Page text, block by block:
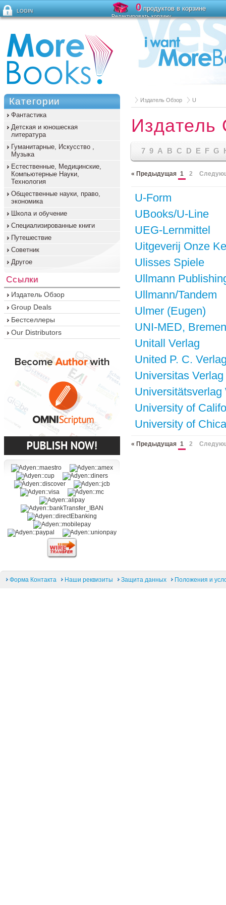
Издатель Обзор U
Издатель
7 9 A B C D E F G
« Предыдущая 1 2
U-Form
UBooks/U-Line
UEG-Lernmittel
Uitgeverij Onze
Ulisses Spiele
Ullmann
Ullmann/Tandem
Ulmer (Eugen)
UNI-MED, Bremen
Unitall Verlag
United P. C.
Universitas Verlag
Universitätsverlag
University of
University of
« Предыдущая 1 2
Категории
Фантастика
Детская и юношеская
литература
Гуманитарные, Искусство ,
Музыка
Естественные, Медицинские,
Компьютерные Науки,
Технология
Общественные науки, право,
экономика
Школа и обучение
Специализированные книги
Путешествие
Советник
Другое
Ссылки
Издатель Обзор
Group Deals
Бестселлеры
Our Distributors
Форма Контакта Наши реквизиты Защита данных Положения и
LOGIN
Забыли пароль?
0продуктов в корзине
Редактировать корзину